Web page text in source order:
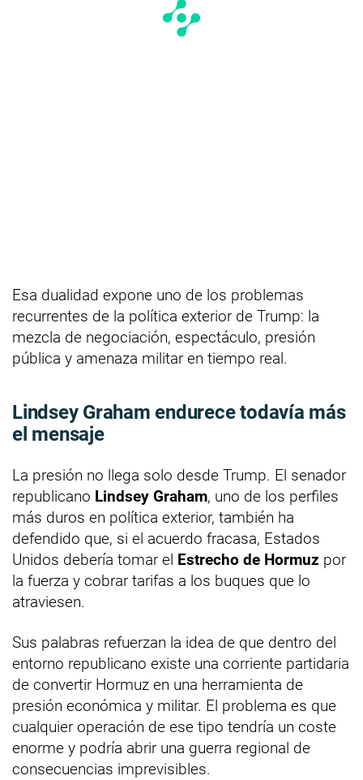
Esa dualidad expone uno de los problemas
recurrentes de la política exterior de Trump: la
mezcla de negociación, espectáculo, presión
pública y amenaza militar en tiempo real.
Lindsey Graham endurece todavía más
el mensaje
La presión no llega solo desde Trump. El senador
republicano Lindsey Graham, uno de los perfiles
más duros en política exterior, también ha
defendido que, si el acuerdo fracasa, Estados
Unidos debería tomar el Estrecho de Hormuz por
la fuerza y cobrar tarifas a los buques que lo
atraviesen.
Sus palabras refuerzan la idea de que dentro del
entorno republicano existe una corriente partidaria
de convertir Hormuz en una herramienta de
presión económica y militar. El problema es que
cualquier operación de ese tipo tendría un coste
enorme y podría abrir una guerra regional de
consecuencias imprevisibles.